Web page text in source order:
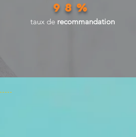
98%
taux de recommandation